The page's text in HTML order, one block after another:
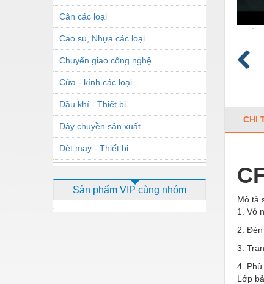
Cân các loại
Cao su, Nhựa các loại
Chuyển giao công nghệ
Cửa - kính các loại
Dầu khí - Thiết bị
Dây chuyền sản xuất
Dệt may - Thiết bị
Dịch vụ - Thi công
Sản phẩm VIP cùng nhóm
CHI
Mô tả
1. Vỏ
2.
3.
4.
Lớp